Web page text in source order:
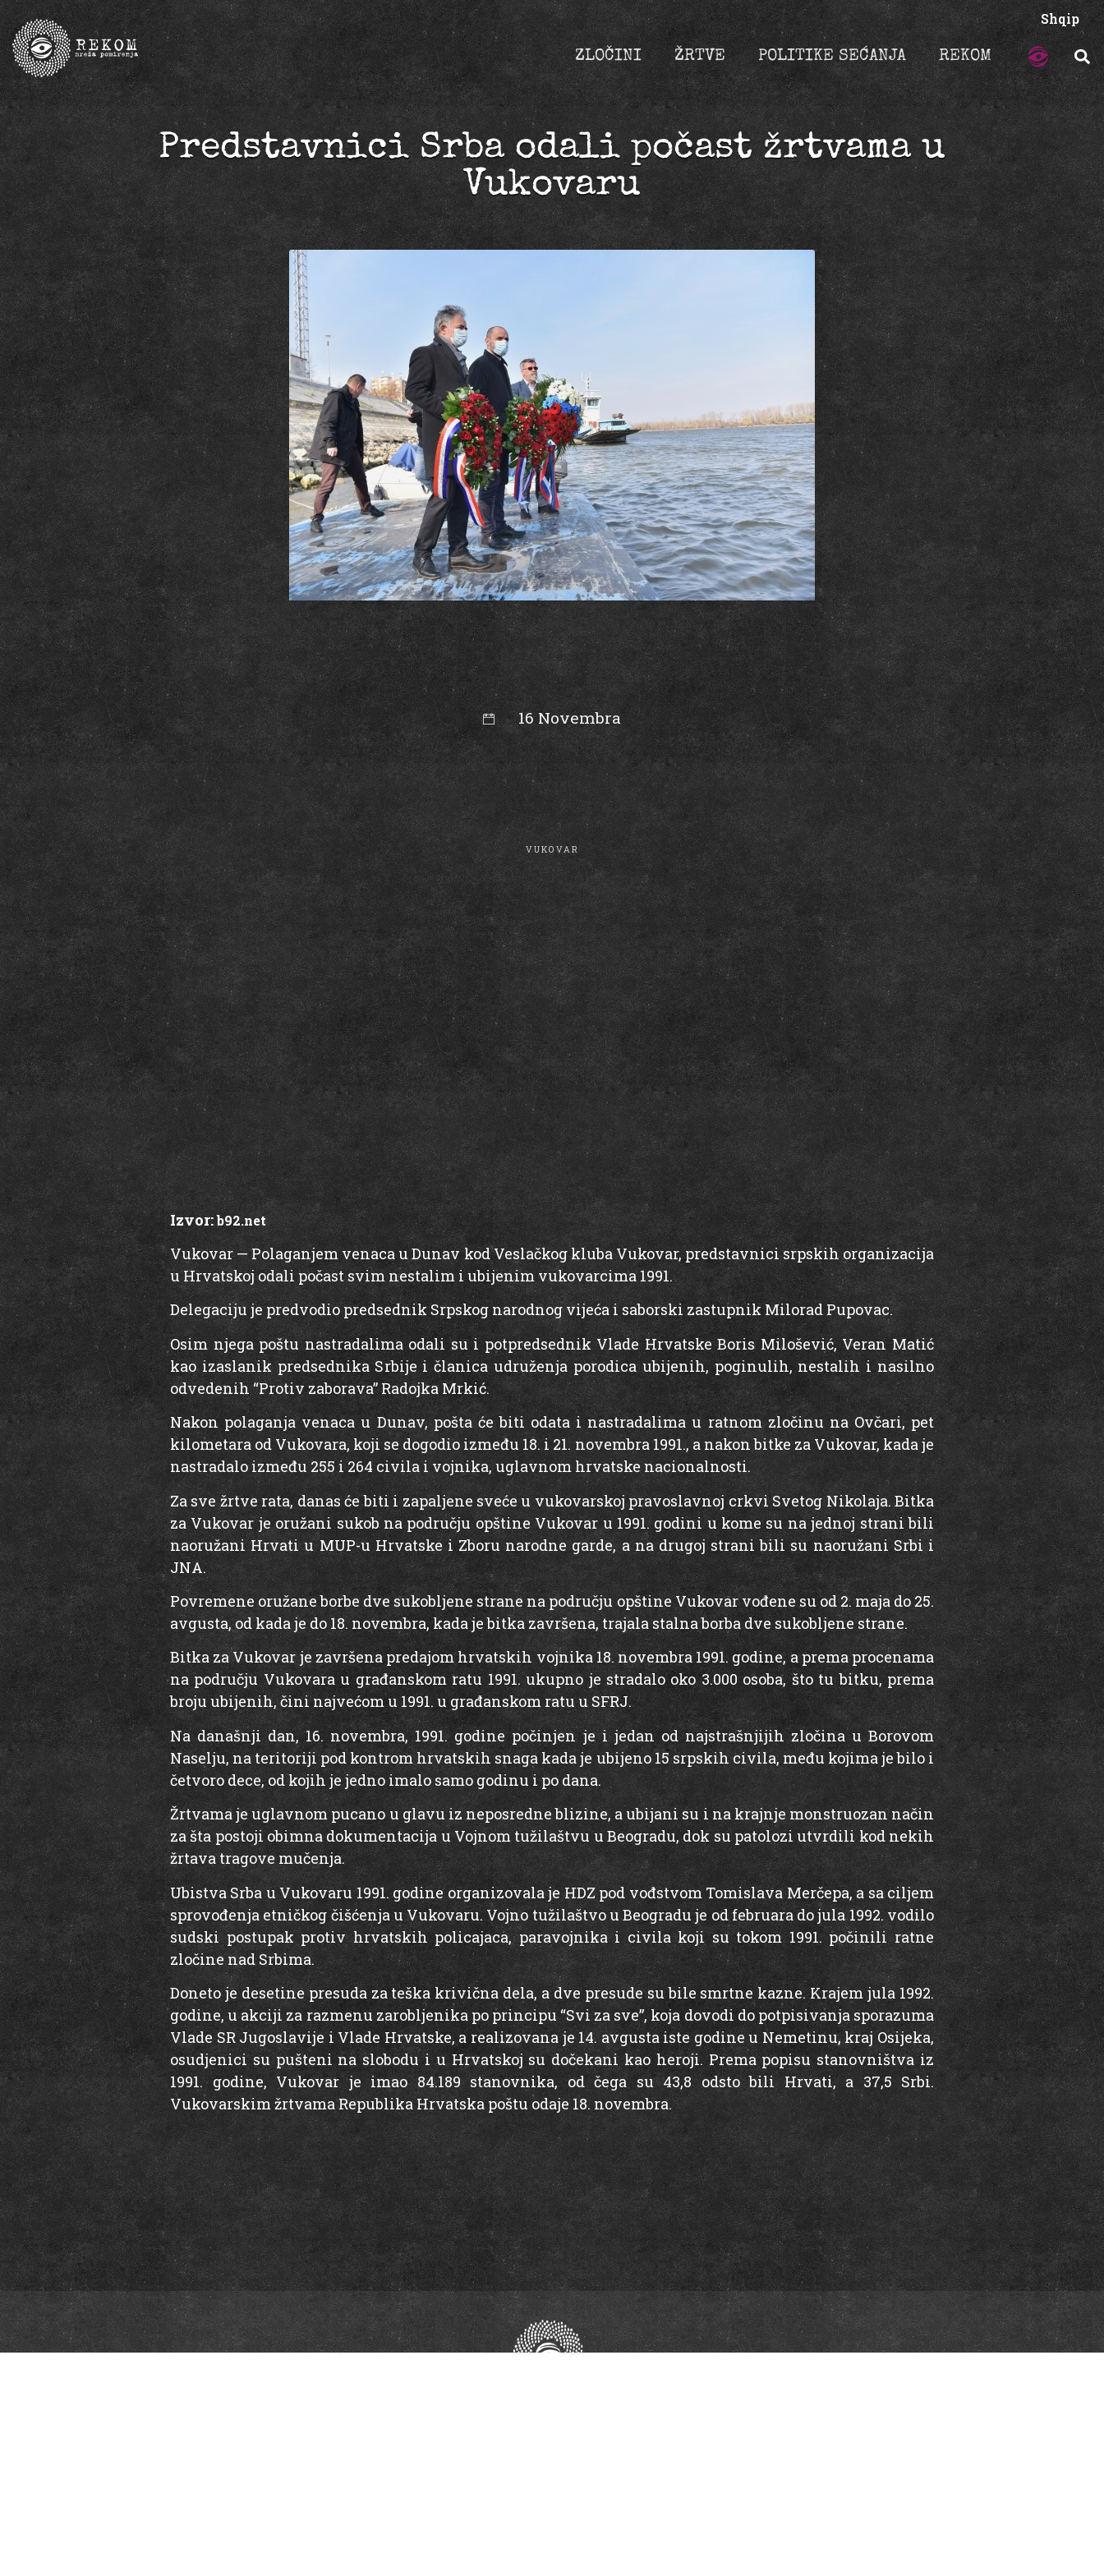
Shqip
ZLOČINI ŽRTVE POLITIKE SEĆANJA REKOM
Predstavnici Srba odali počast žrtvama u
Vukovaru
Izvor:b92.net
Vukovar — Polaganjem venaca u Dunav kod Veslačkog kluba Vukovar, predstavnici srpskih organizacija
u Hrvatskoj odali počast svim nestalim i ubijenim vukovarcima 1991.
Delegaciju je predvodio predsednik Srpskog narodnog vijeća i saborski zastupnik Milorad Pupovac.
Osim njega poštu nastradalima odali su i potpredsednik Vlade Hrvatske Boris Milošević, Veran Matić
kao izaslanik predsednika Srbije i članica udruženja porodica ubijenih, poginulih, nestalih i nasilno
odvedenih “Protiv zaborava” Radojka Mrkić.
Nakon polaganja venaca u Dunav, pošta će biti odata i nastradalima u ratnom zločinu na Ovčari, pet
kilometara od Vukovara, koji se dogodio između 18. i 21. novembra 1991., a nakon bitke za Vukovar, kada je
nastradalo između 255 i 264 civila i vojnika, uglavnom hrvatske nacionalnosti.
Za sve žrtve rata, danas će biti i zapaljene sveće u vukovarskoj pravoslavnoj crkvi Svetog Nikolaja. Bitka
za Vukovar je oružani sukob na području opštine Vukovar u 1991. godini u kome su na jednoj strani bili
naoružani Hrvati u MUP-u Hrvatske i Zboru narodne garde, a na drugoj strani bili su naoružani Srbi i
JNA.
Povremene oružane borbe dve sukobljene strane na području opštine Vukovar vođene su od 2. maja do 25.
avgusta, od kada je do 18. novembra, kada je bitka završena, trajala stalna borba dve sukobljene strane.
Bitka za Vukovar je završena predajom hrvatskih vojnika 18. novembra 1991. godine, a prema procenama
na području Vukovara u građanskom ratu 1991. ukupno je stradalo oko 3.000 osoba, što tu bitku, prema
broju ubijenih, čini najvećom u 1991. u građanskom ratu u SFRJ.
Na današnji dan, 16. novembra, 1991. godine počinjen je i jedan od najstrašnjijih zločina u Borovom
Naselju, na teritoriji pod kontrom hrvatskih snaga kada je ubijeno 15 srpskih civila, među kojima je bilo i
četvoro dece, od kojih je jedno imalo samo godinu i po dana.
Žrtvama je uglavnom pucano u glavu iz neposredne blizine, a ubijani su i na krajnje monstruozan način
za šta postoji obimna dokumentacija u Vojnom tužilaštvu u Beogradu, dok su patolozi utvrdili kod nekih
žrtava tragove mučenja.
Ubistva Srba u Vukovaru 1991. godine organizovala je HDZ pod vođstvom Tomislava Merčepa, a sa ciljem
sprovođenja etničkog čišćenja u Vukovaru. Vojno tužilaštvo u Beogradu je od februara do jula 1992. vodilo
sudski postupak protiv hrvatskih policajaca, paravojnika i civila koji su tokom 1991. počinili ratne
zločine nad Srbima.
Doneto je desetine presuda za teška krivična dela, a dve presude su bile smrtne kazne. Krajem jula 1992.
godine, u akciji za razmenu zarobljenika po principu “Svi za sve”, koja dovodi do potpisivanja sporazuma
Vlade SR Jugoslavije i Vlade Hrvatske, a realizovana je 14. avgusta iste godine u Nemetinu, kraj Osijeka,
osudjenici su pušteni na slobodu i u Hrvatskoj su dočekani kao heroji. Prema popisu stanovništva iz
1991. godine, Vukovar je imao 84.189 stanovnika, od čega su 43,8 odsto bili Hrvati, a 37,5 Srbi.
Vukovarskim žrtvama Republika Hrvatska poštu odaje 18. novembra.
16 Novembra
17:15
VUKOVAR